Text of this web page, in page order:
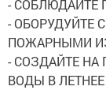
- СОБЛЮДАЙТЕ
- ОБОРУДУЙТЕ
ПОЖАРНЫМИ
- СОЗДАЙТЕ
ВОДЫ В